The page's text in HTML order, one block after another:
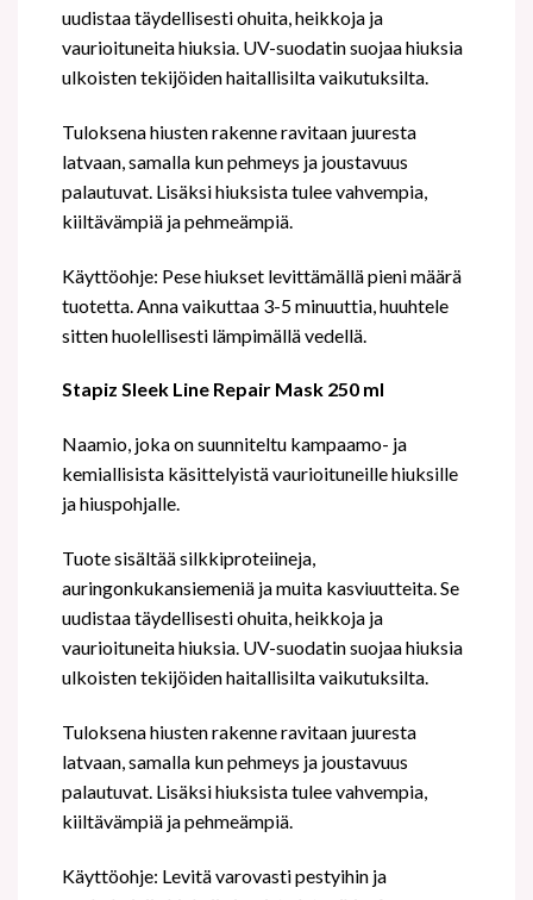
uudistaa täydellisesti ohuita, heikkoja ja
vaurioituneita hiuksia. UV-suodatin suojaa hiuksia
ulkoisten tekijöiden haitallisilta vaikutuksilta.
Tuloksena hiusten rakenne ravitaan juuresta
latvaan, samalla kun pehmeys ja joustavuus
palautuvat. Lisäksi hiuksista tulee vahvempia,
kiiltävämpiä ja pehmeämpiä.
Käyttöohje: Pese hiukset levittämällä pieni määrä
tuotetta. Anna vaikuttaa 3-5 minuuttia, huuhtele
sitten huolellisesti lämpimällä vedellä.
Stapiz Sleek Line Repair Mask 250 ml
Naamio, joka on suunniteltu kampaamo- ja
kemiallisista käsittelyistä vaurioituneille hiuksille
ja hiuspohjalle.
Tuote sisältää silkkiproteiineja,
auringonkukansiemeniä ja muita kasviuutteita. Se
uudistaa täydellisesti ohuita, heikkoja ja
vaurioituneita hiuksia. UV-suodatin suojaa hiuksia
ulkoisten tekijöiden haitallisilta vaikutuksilta.
Tuloksena hiusten rakenne ravitaan juuresta
latvaan, samalla kun pehmeys ja joustavuus
palautuvat. Lisäksi hiuksista tulee vahvempia,
kiiltävämpiä ja pehmeämpiä.
Käyttöohje: Levitä varovasti pestyihin ja